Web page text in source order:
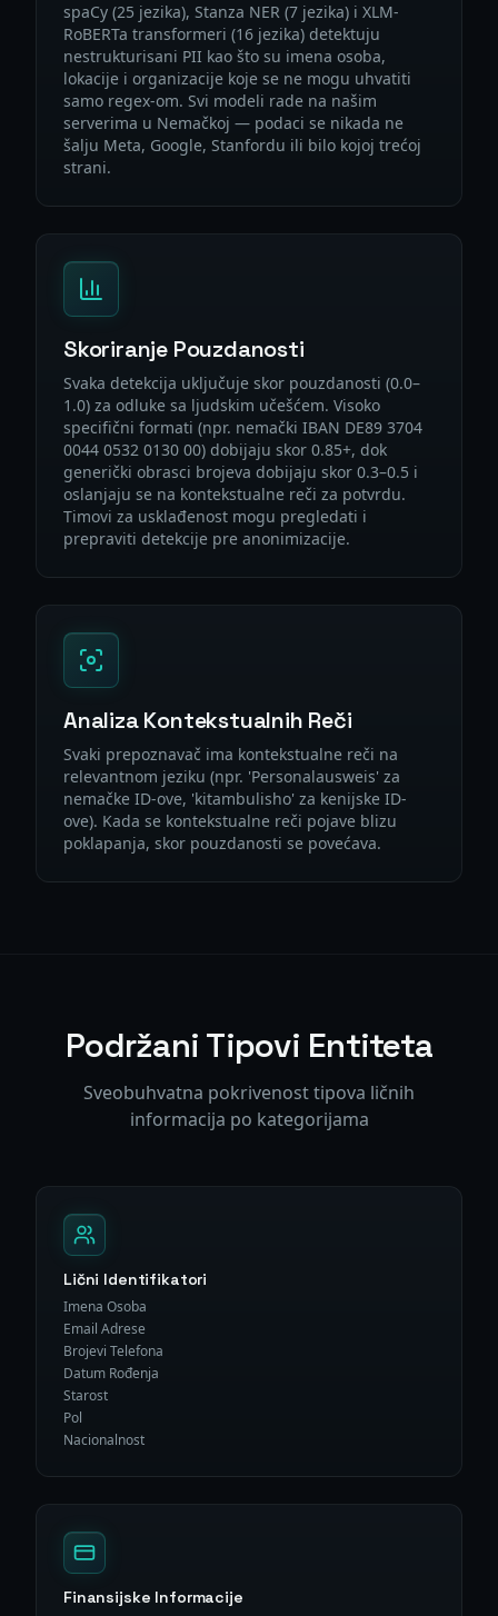
spaCy (25 jezika), Stanza NER (7 jezika) i XLM-
RoBERTa transformeri (16 jezika) detektuju
nestrukturisani PII kao što su imena osoba,
lokacije i organizacije koje se ne mogu uhvatiti
samo regex-om. Svi modeli rade na našim
serverima u Nemačkoj — podaci se nikada ne
šalju Meta, Google, Stanfordu ili bilo kojoj trećoj
strani.
Skoriranje Pouzdanosti
Svaka detekcija uključuje skor pouzdanosti (0.0–
1.0) za odluke sa ljudskim učešćem. Visoko
specifični formati (npr. nemački IBAN DE89 3704
0044 0532 0130 00) dobijaju skor 0.85+, dok
generički obrasci brojeva dobijaju skor 0.3–0.5 i
oslanjaju se na kontekstualne reči za potvrdu.
Timovi za usklađenost mogu pregledati i
prepraviti detekcije pre anonimizacije.
Analiza Kontekstualnih Reči
Svaki prepoznavač ima kontekstualne reči na
relevantnom jeziku (npr. 'Personalausweis' za
nemačke ID-ove, 'kitambulisho' za kenijske ID-
ove). Kada se kontekstualne reči pojave blizu
poklapanja, skor pouzdanosti se povećava.
Podržani Tipovi Entiteta
Sveobuhvatna pokrivenost tipova ličnih
informacija po kategorijama
Lični Identifikatori
Imena Osoba
Email Adrese
Brojevi Telefona
Datum Rođenja
Starost
Pol
Nacionalnost
Finansijske Informacije